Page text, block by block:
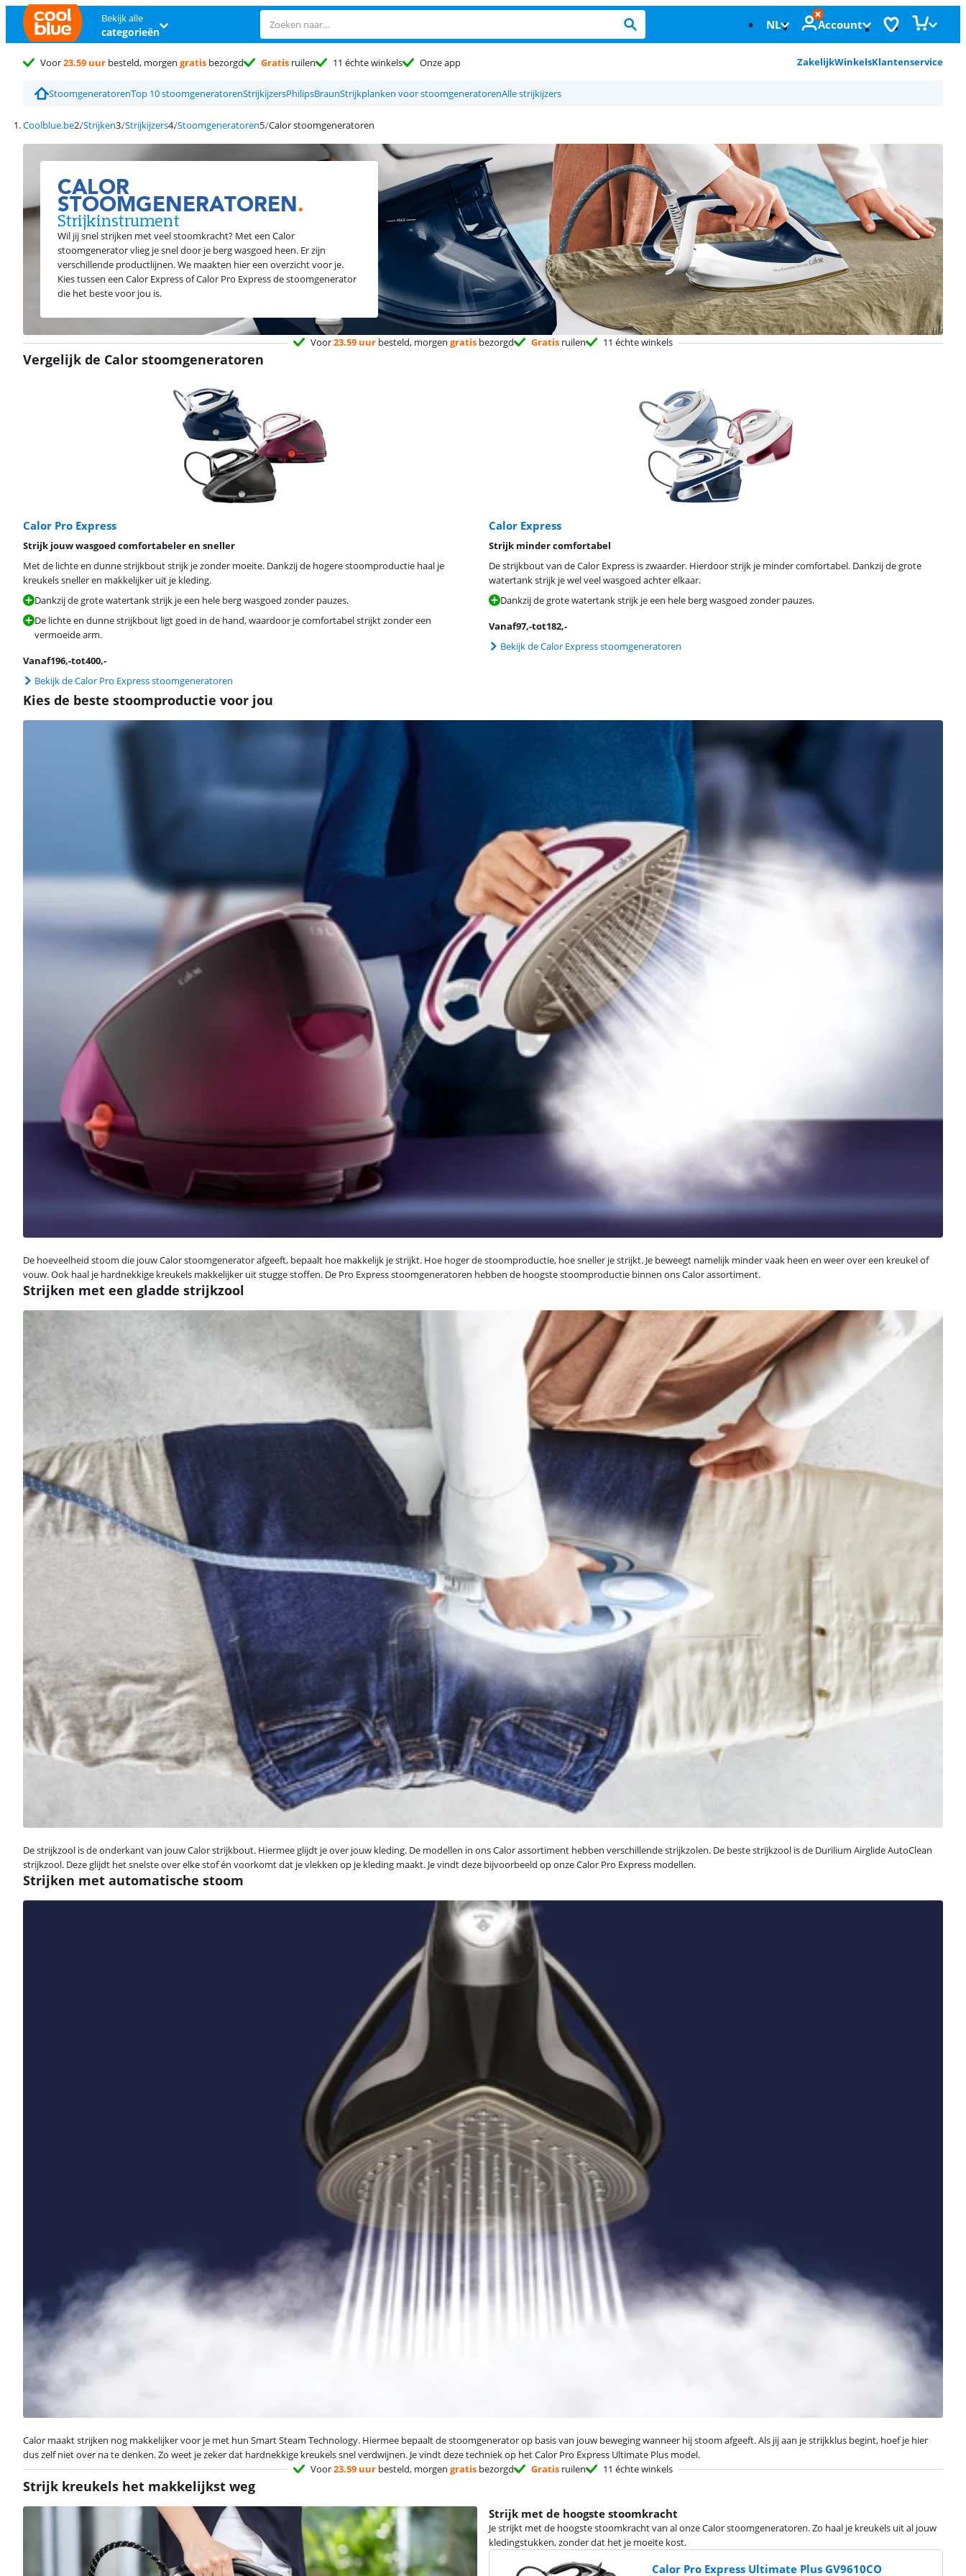
Bekijk alle
categorieën NL Account
Voor23.59 uur besteld, morgen gratis bezorgd Gratis ruilen 11 échte winkels Onze app ZakelijkWinkelsKlantenservice
StoomgeneratorenTop 10 stoomgeneratorenStrijkijzersPhilipsBraunStrijkplanken voor stoomgeneratorenAlle strijkijzers
Coolblue.be Strijken Strijkijzers Stoomgeneratoren Calor stoomgeneratoren
CALOR
STOOMGENERATOREN.
Strijkinstrument
Wil jij snel strijken met veel stoomkracht? Met een Calor
stoomgenerator vlieg je snel door je berg wasgoed heen. Er zijn
verschillende productlijnen. We maakten hier een overzicht voor je.
Kies tussen een Calor Express of Calor Pro Express de stoomgenerator
die het beste voor jou is.
Voor23.59 uur besteld, morgen gratis bezorgd Gratis ruilen 11 échte winkels
Vergelijk de Calor stoomgeneratoren
Calor Pro Express
Strijk jouw wasgoed comfortabeler en sneller
Met de lichte en dunne strijkbout strijk je zonder moeite. Dankzij de hogere stoomproductie haal je
kreukels sneller en makkelijker uit je kleding.
Dankzij de grote watertank strijk je een hele berg wasgoed zonder pauzes.
De lichte en dunne strijkbout ligt goed in de hand, waardoor je comfortabel strijkt zonder een
vermoeide arm.
Vanaf196,-tot400,-
Bekijk de Calor Pro Express stoomgeneratoren
Calor Express
Strijk minder comfortabel
De strijkbout van de Calor Express is zwaarder. Hierdoor strijk je minder comfortabel. Dankzij de grote
watertank strijk je wel veel wasgoed achter elkaar.
Dankzij de grote watertank strijk je een hele berg wasgoed zonder pauzes.
Vanaf97,-tot182,-
Bekijk de Calor Express stoomgeneratoren
Kies de beste stoomproductie voor jou
De hoeveelheid stoom die jouw Calor stoomgenerator afgeeft, bepaalt hoe makkelijk je strijkt. Hoe hoger de stoomproductie, hoe sneller je strijkt. Je beweegt namelijk minder vaak heen en weer over een kreukel of
vouw. Ook haal je hardnekkige kreukels makkelijker uit stugge stoffen. De Pro Express stoomgeneratoren hebben de hoogste stoomproductie binnen ons Calor assortiment.
Strijken met een gladde strijkzool
De strijkzool is de onderkant van jouw Calor strijkbout. Hiermee glijdt je over jouw kleding. De modellen in ons Calor assortiment hebben verschillende strijkzolen. De beste strijkzool is de Durilium Airglide AutoClean
strijkzool. Deze glijdt het snelste over elke stof én voorkomt dat je vlekken op je kleding maakt. Je vindt deze bijvoorbeeld op onze Calor Pro Express modellen.
Strijken met automatische stoom
Calor maakt strijken nog makkelijker voor je met hun Smart Steam Technology. Hiermee bepaalt de stoomgenerator op basis van jouw beweging wanneer hij stoom afgeeft. Als jij aan je strijkklus begint, hoef je hier
dus zelf niet over na te denken. Zo weet je zeker dat hardnekkige kreukels snel verdwijnen. Je vindt deze techniek op het Calor Pro Express Ultimate Plus model.
Voor23.59 uur besteld, morgen gratis bezorgd Gratis ruilen 11 échte winkels
Strijk kreukels het makkelijkst weg
Strijk met de hoogste stoomkracht
Je strijkt met de hoogste stoomkracht van al onze Calor stoomgeneratoren. Zo haal je kreukels uit al jouw
kledingstukken, zonder dat het je moeite kost.
Calor Pro Express Ultimate Plus GV9610CO